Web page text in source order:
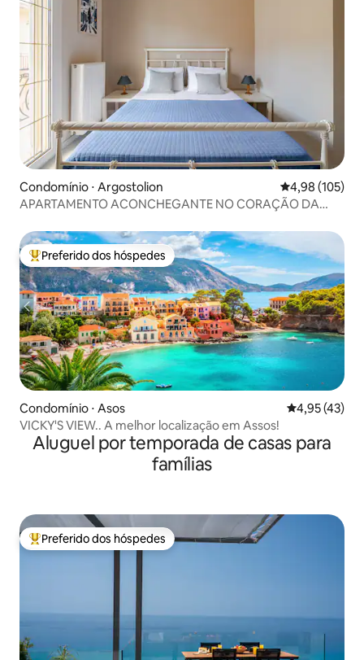
Condomínio ⋅ Argostolion 4,98 de uma
4,98 (105)
APARTAMENTO ACONCHEGANTE NO CORAÇÃO DA
Entre os melhores preferidos dos hóspedes
Preferido dos hóspedes
Condomínio ⋅ Asos 4,95 de uma
4,95 (43)
VICKY'S VIEW.. A melhor localização em Assos!
Aluguel por temporada de casas para
famílias
Entre os melhores preferidos dos hóspedes
Preferido dos hóspedes